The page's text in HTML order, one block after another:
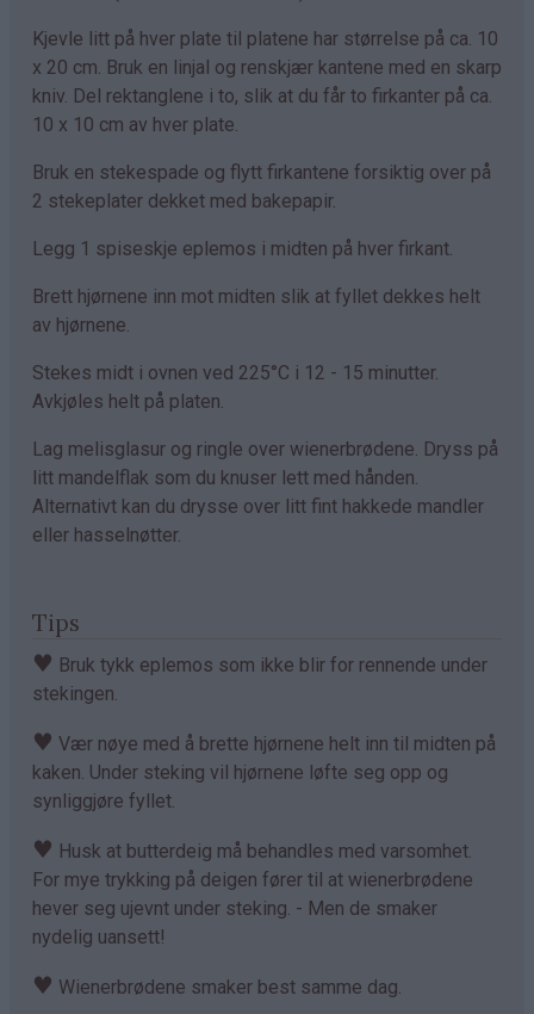
Kjevle litt på hver plate til platene har størrelse på ca. 10
x 20 cm. Bruk en linjal og renskjær kantene med en skarp
kniv. Del rektanglene i to, slik at du får to firkanter på ca.
10 x 10 cm av hver plate.
Bruk en stekespade og flytt firkantene forsiktig over på
2 stekeplater dekket med bakepapir.
Legg 1 spiseskje eplemos i midten på hver firkant.
Brett hjørnene inn mot midten slik at fyllet dekkes helt
av hjørnene.
Stekes midt i ovnen ved 225°C i 12 - 15 minutter.
Avkjøles helt på platen.
Lag melisglasur og ringle over wienerbrødene. Dryss på
litt mandelflak som du knuser lett med hånden.
Alternativt kan du drysse over litt fint hakkede mandler
eller hasselnøtter.
Tips
♥ Bruk tykk eplemos som ikke blir for rennende under
stekingen.
♥ Vær nøye med å brette hjørnene helt inn til midten på
kaken. Under steking vil hjørnene løfte seg opp og
synliggjøre fyllet.
♥ Husk at butterdeig må behandles med varsomhet.
For mye trykking på deigen fører til at wienerbrødene
hever seg ujevnt under steking. - Men de smaker
nydelig uansett!
♥ Wienerbrødene smaker best samme dag.